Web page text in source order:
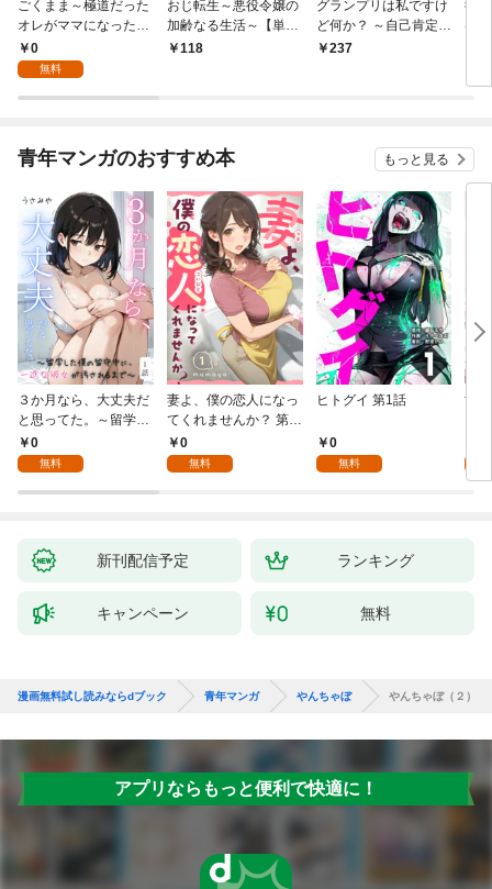
ごくまま～極道だった
オレがママになった話
～【単話】（１）
0
無料
おじ転生～悪役令嬢の
加齢なる生活～【単
話】（１）
118
グランプリは私ですけ
ど何か？ ～自己肯定モ
ンスターのミスコン無
237
後
は
青年マンガのおすすめ本 もっと見る
３か月なら、大丈夫だ
と思ってた。～留学し
た僕の留守中に、一途
な彼女が汚されるまで
0
無料
妻よ、僕の恋人になっ
てくれませんか？ 第1
話0
無料
ヒトグイ 第1話
0
無料
世
新刊配信予定 ランキング
キャンペーン 無料
漫画無料試し読みならdブック 青年マンガ やんちゃぼ やんちゃぼ（２）
アプリならもっと便利で快適に！